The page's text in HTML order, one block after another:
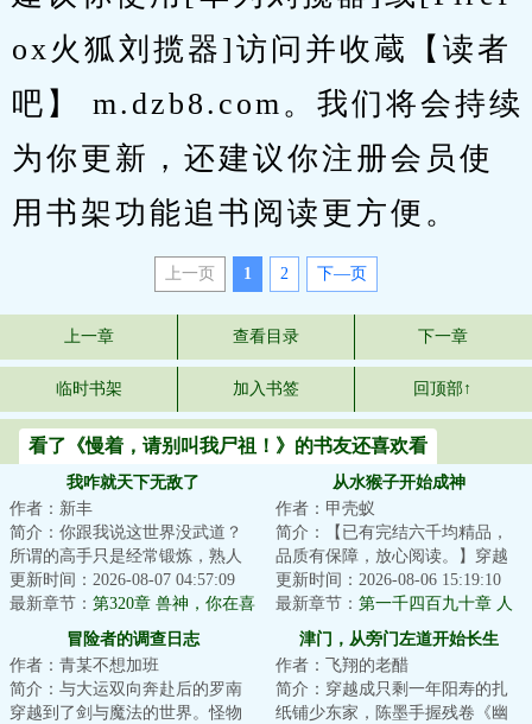
ox火狐刘揽器]访问并收蔵【读者
吧】 m.dzb8.com。我们将会持续
为你更新，还建议你注册会员使
用书架功能追书阅读更方便。
上一页 1 2 下—页
上一章 查看目录 下一章
临时书架 加入书签 回顶部↑
看了《慢着，请别叫我尸祖！》的书友还喜欢看
我咋就天下无敌了
作者：新丰
简介：你跟我说这世界没武道？
所谓的高手只是经常锻炼，熟人
生巧的原因？不可能，绝不可
能。这面板有境界...
更新时间：2026-08-07 04:57:09
最新章节： 第320章 兽神，你在喜
悦什么？
从水猴子开始成神
作者：甲壳蚁
简介：【已有完结六千均精品，
品质有保障，放心阅读。】穿越
成渔民，船还被抢了，怎么办？
饥寒交迫的梁渠...
更新时间：2026-08-06 15:19:10
最新章节： 第一千四百九十章 人
生且自由（6k2）
冒险者的调查日志
作者：青某不想加班
简介：与大运双向奔赴后的罗南
穿越到了剑与魔法的世界。怪物
津门，从旁门左道开始长生
作者：飞翔的老醋
简介：穿越成只剩一年阳寿的扎
纸铺少东家，陈墨手握残卷《幽